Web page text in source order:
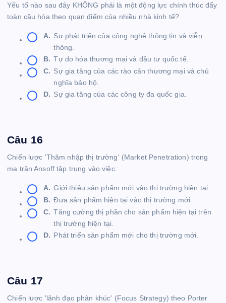
Yếu tố nào sau đây KHÔNG phải là một động lực chính thúc đẩy
toàn cầu hóa theo quan điểm của nhiều nhà kinh tế?
A. Sự phát triển của công nghệ thông tin và viễn
thông.
B. Tự do hóa thương mại và đầu tư quốc tế.
C. Sự gia tăng của các rào cản thương mại và chủ
nghĩa bảo hộ.
D. Sự gia tăng của các công ty đa quốc gia.
Câu 16
Chiến lược 'Thâm nhập thị trường' (Market Penetration) trong
ma trận Ansoff tập trung vào việc:
A. Giới thiệu sản phẩm mới vào thị trường hiện tại.
B. Đưa sản phẩm hiện tại vào thị trường mới.
C. Tăng cường thị phần cho sản phẩm hiện tại trên
thị trường hiện tại.
D. Phát triển sản phẩm mới cho thị trường mới.
Câu 17
Chiến lược 'lãnh đạo phân khúc' (Focus Strategy) theo Porter